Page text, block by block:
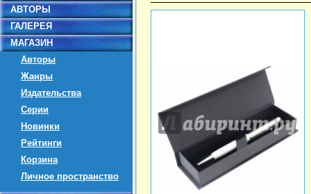
АВТОРЫ
ГАЛЕРЕЯ
МАГАЗИН
Авторы
Жанры
Издательства
Серии
Новинки
Рейтинги
Корзина
Личное пространство